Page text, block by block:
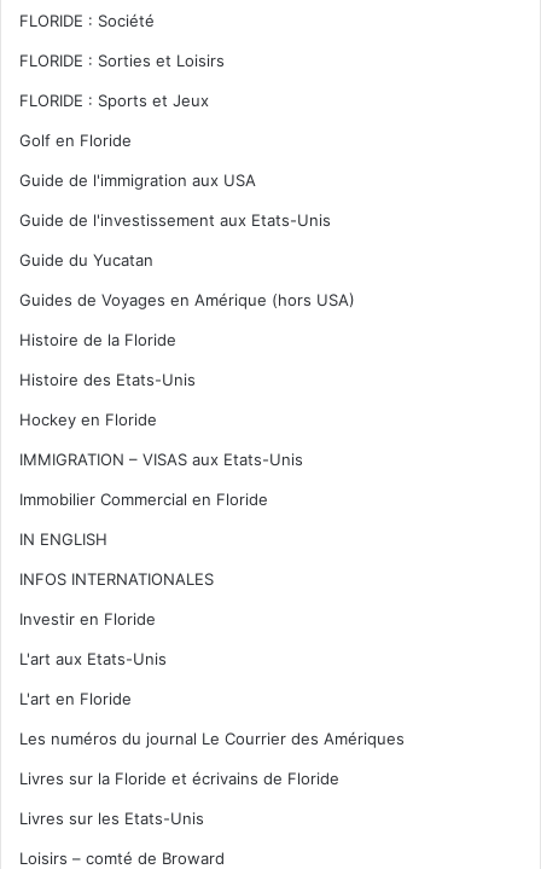
FLORIDE : Société
FLORIDE : Sorties et Loisirs
FLORIDE : Sports et Jeux
Golf en Floride
Guide de l'immigration aux USA
Guide de l'investissement aux Etats-Unis
Guide du Yucatan
Guides de Voyages en Amérique (hors USA)
Histoire de la Floride
Histoire des Etats-Unis
Hockey en Floride
IMMIGRATION – VISAS aux Etats-Unis
Immobilier Commercial en Floride
IN ENGLISH
INFOS INTERNATIONALES
Investir en Floride
L'art aux Etats-Unis
L'art en Floride
Les numéros du journal Le Courrier des Amériques
Livres sur la Floride et écrivains de Floride
Livres sur les Etats-Unis
Loisirs – comté de Broward